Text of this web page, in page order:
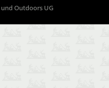
Outdoors UG